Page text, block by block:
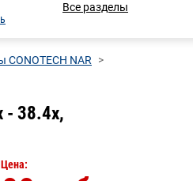
Все разделы
NAR
- 38.4x,
Цена: